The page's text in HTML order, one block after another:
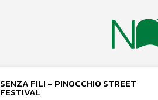
SENZA FILI – PINOCCHIO STREET
FESTIVAL